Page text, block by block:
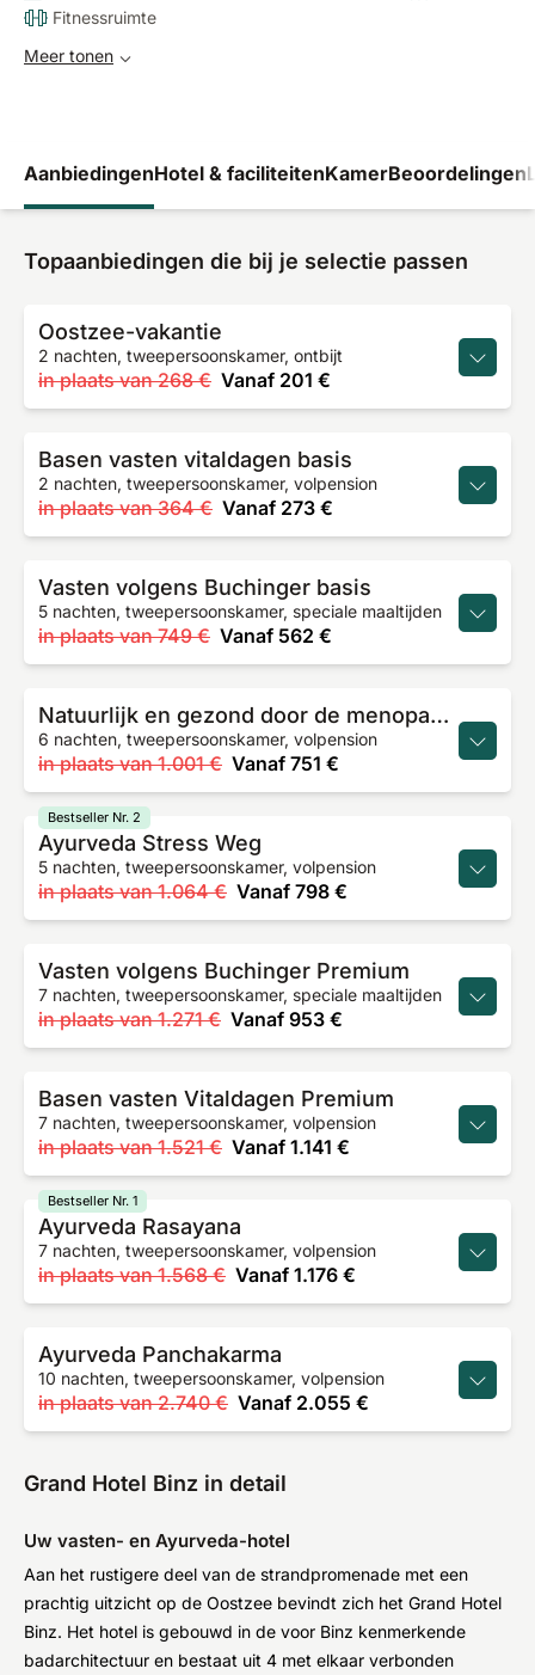
Fitnessruimte
Meer tonen
AanbiedingenHotel & faciliteitenKamerBeoordelingen
Topaanbiedingen die bij je selectie passen
Oostzee-vakantie
2 nachten, tweepersoonskamer, ontbijt
in plaats van 268 € Vanaf 201 €
Basen vasten vitaldagen basis
2 nachten, tweepersoonskamer, volpension
in plaats van 364 € Vanaf 273 €
Vasten volgens Buchinger basis
5 nachten, tweepersoonskamer, speciale maaltijden
in plaats van 749 € Vanaf 562 €
Natuurlijk en gezond door de menopauze
6 nachten, tweepersoonskamer, volpension
in plaats van 1.001 € Vanaf 751 €
Ayurveda Stress Weg
5 nachten, tweepersoonskamer, volpension
in plaats van 1.064 € Vanaf 798 €
Bestseller Nr. 2
Vasten volgens Buchinger Premium
7 nachten, tweepersoonskamer, speciale maaltijden
in plaats van 1.271 € Vanaf 953 €
Basen vasten Vitaldagen Premium
7 nachten, tweepersoonskamer, volpension
in plaats van 1.521 € Vanaf 1.141 €
Ayurveda Rasayana
7 nachten, tweepersoonskamer, volpension
in plaats van 1.568 € Vanaf 1.176 €
Bestseller Nr. 1
Ayurveda Panchakarma
10 nachten, tweepersoonskamer, volpension
in plaats van 2.740 € Vanaf 2.055 €
Grand Hotel Binz in detail
Uw vasten- en Ayurveda-hotel
Aan het rustigere deel van de strandpromenade met een
prachtig uitzicht op de Oostzee bevindt zich het Grand Hotel
Binz. Het hotel is gebouwd in de voor Binz kenmerkende
badarchitectuur en bestaat uit 4 met elkaar verbonden